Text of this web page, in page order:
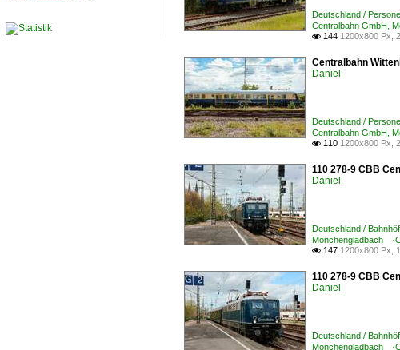
Deutschland /
Centralbahn GmbH,
 144 1200x800 Px,
Centralbahn
Daniel
Deutschland /
Centralbahn GmbH,
 110 1200x800 Px,
110 278-9 CBB
Daniel
Deutschland /
Mönchengladbach
 147 1200x800 Px,
110 278-9 CBB
Daniel
Deutschland /
Mönchengladbach